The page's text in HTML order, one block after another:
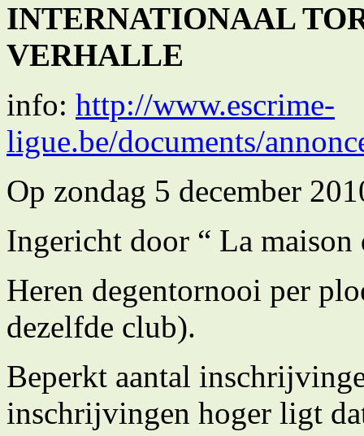
INTERNATIONAAL
VERHALLE
info: http://www.escrime-
ligue.be/documents/
Op zondag 5 december
Ingericht door “ La maison
Heren degentornooi per
dezelfde club).
Beperkt aantal
inschrijvingen hoger ligt